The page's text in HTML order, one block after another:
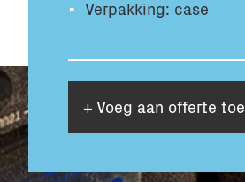
Verpakking: case
+ Voeg aan offerte toe